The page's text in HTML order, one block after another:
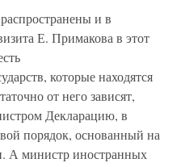
и в
Е. Примакова в этот
которые находятся
от него зависят,
Декларацию, в
порядок, основанный на
А министр иностранных